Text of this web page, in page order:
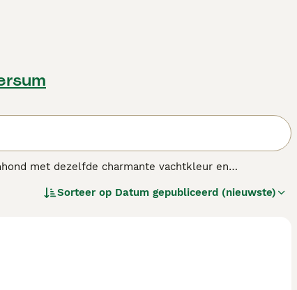
met dezelfde charmante vachtkleur en
Sorteer op Datum gepubliceerd (nieuwste)